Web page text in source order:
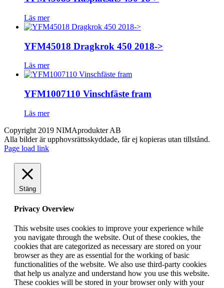
Läs mer
YFM45018 Dragkrok 450 2018->
Läs mer
YFM1007110 Vinschfäste fram
Läs mer
Copyright 2019 NIMAprodukter AB
Alla bilder är upphovsrättsskyddade, får ej kopieras utan tillstånd.
Page load link
Stäng
Privacy Overview
This website uses cookies to improve your experience while
you navigate through the website. Out of these cookies, the
cookies that are categorized as necessary are stored on your
browser as they are as essential for the working of basic
functionalities of the website. We also use third-party cookies
that help us analyze and understand how you use this website.
These cookies will be stored in your browser only with your